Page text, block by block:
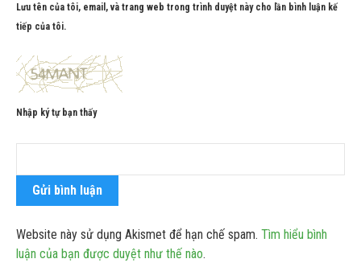
Lưu tên của tôi, email, và trang web trong trình duyệt này cho lần bình luận kế
tiếp của tôi.
Nhập ký tự bạn thấy
Website này sử dụng Akismet để hạn chế spam. Tìm hiểu bình
luận của bạn được duyệt như thế nào.